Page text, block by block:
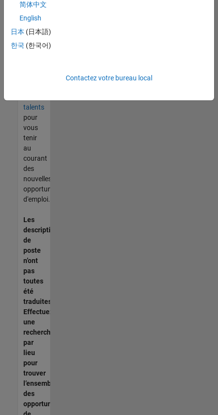
pas
d'offre
corresponde
à vos
talents
pour
vous
tenir
au
courant
des
nouvelles
opportunités
d'emploi.
Les
descriptions
de
poste
n’ont
pas
toutes
été
traduites.
Effectuez
une
recherche
par
lieu
pour
trouver
l’ensemble
des
opportunités
简体中文
English
日本 (日本語)
한국 (한국어)
Contactez votre bureau local